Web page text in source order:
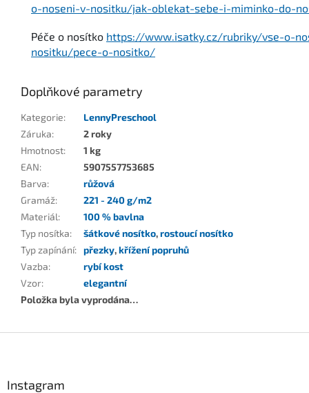
o-noseni-v-nositku/jak-oblekat-sebe-i-miminko-do-
Péče o nosítko https://www.isatky.cz/rubriky/vse-o-
nositku/pece-o-nositko/
Doplňkové parametry
Kategorie:
LennyPreschool
Záruka:
2 roky
Hmotnost:
1 kg
EAN:
5907557753685
Barva:
růžová
Gramáž:
221 - 240 g/m2
Materiál:
100 % bavlna
Typ nosítka: šátkové nosítko,rostoucí nosítko
Typ zapínání: přezky,křížení popruhů
Vazba:
rybí kost
Vzor:
elegantní
Položka byla vyprodána…
Instagram